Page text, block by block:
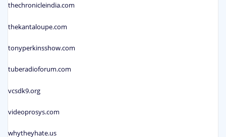
thechronicleindia.com
thekantaloupe.com
tonyperkinsshow.com
tuberadioforum.com
vcsdk9.org
videoprosys.com
whytheyhate.us